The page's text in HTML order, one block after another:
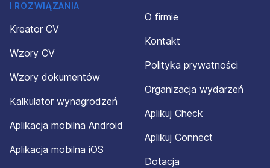
I ROZWIĄZANIA
Kreator CV
Wzory CV
Wzory dokumentów
Kalkulator wynagrodzeń
Aplikacja mobilna Android
Aplikacja mobilna iOS
O firmie
Kontakt
Polityka prywatności
Organizacja wydarzeń
Aplikuj Check
Aplikuj Connect
Dotacja